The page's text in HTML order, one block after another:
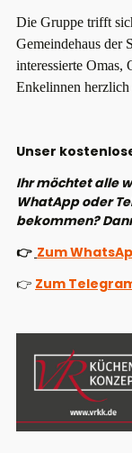
Die Gruppe trifft
Gemeindehaus der
interessierte Omas,
Enkelinnen herzlich
Unser
Ihr möchtet alle
WhatApp oder
bekommen?
👉 Zum
👉 Zum